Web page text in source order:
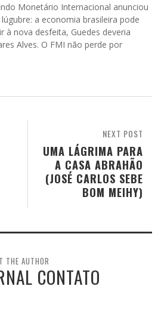
Monetário Internacional anunciou
a economia brasileira pode
à nova desfeita, Guedes deveria
Alves. O FMI não perde por
NEXT POST
UMA LÁGRIMA PARA
A CASA ABRAHÃO
(JOSÉ CARLOS SEBE
BOM MEIHY)
THE AUTHOR
CONTATO